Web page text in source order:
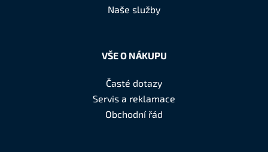
Naše služby
VŠE O NÁKUPU
Časté dotazy
Servis a reklamace
Obchodní řád